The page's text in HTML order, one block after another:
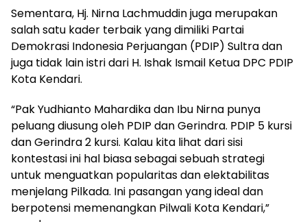
Sementara, Hj. Nirna Lachmuddin juga merupakan
salah satu kader terbaik yang dimiliki Partai
Demokrasi Indonesia Perjuangan (PDIP) Sultra dan
juga tidak lain istri dari H. Ishak Ismail Ketua DPC PDIP
Kota Kendari.
“Pak Yudhianto Mahardika dan Ibu Nirna punya
peluang diusung oleh PDIP dan Gerindra. PDIP 5 kursi
dan Gerindra 2 kursi. Kalau kita lihat dari sisi
kontestasi ini hal biasa sebagai sebuah strategi
untuk menguatkan popularitas dan elektabilitas
menjelang Pilkada. Ini pasangan yang ideal dan
berpotensi memenangkan Pilwali Kota Kendari,”